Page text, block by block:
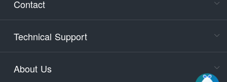
Contact
Technical Support
About Us
days)
9:30-